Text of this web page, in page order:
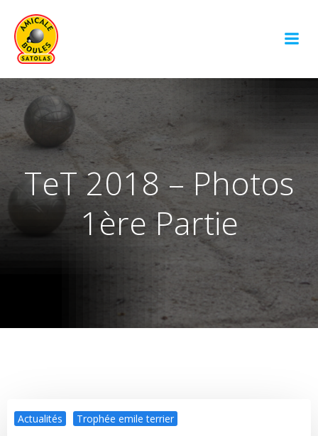
TeT 2018 – Photos
1ère Partie
Actualités Trophée emile terrier